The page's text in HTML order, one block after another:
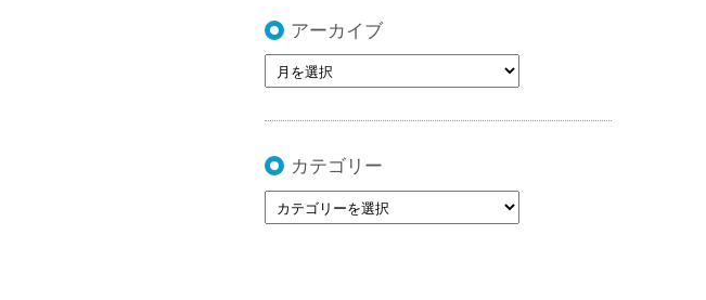
アーカイブ
カテゴリー